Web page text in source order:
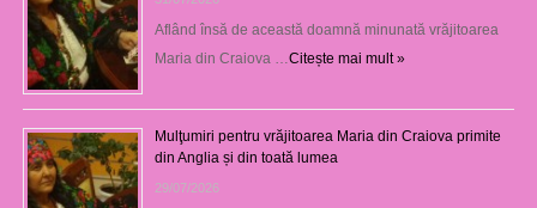
Aflând însă de această doamnă minunată vrăjitoarea
Maria din Craiova … Citește mai mult »
Mulţumiri pentru vrăjitoarea Maria din Craiova primite
din Anglia și din toată lumea
29/07/2026